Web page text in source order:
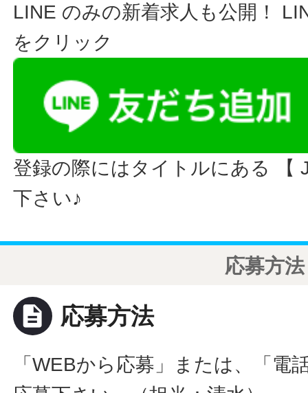
LINE のみの新着求人も公開！
をクリック
登録の際にはタイトルにある 【
下さい♪
応募方法
description 応募方法
「WEBから応募」または、「電